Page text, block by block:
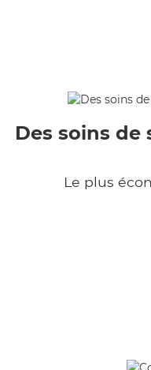
Des soins de
Le plus